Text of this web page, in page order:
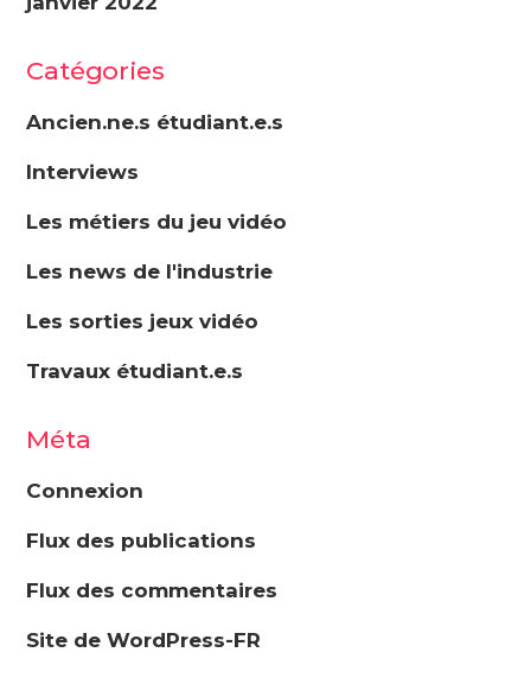
Catégories
Ancien.ne.s étudiant.e.s
Interviews
Les métiers du jeu vidéo
Les news de l'industrie
Les sorties jeux vidéo
Travaux étudiant.e.s
Méta
Connexion
Flux des publications
Flux des commentaires
Site de WordPress-FR